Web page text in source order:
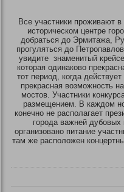
Все участники проживают
историческом центре
добраться до Эрмитажа,
прогуляться до
увидите знаменитый
которая одинаково
тот период, когда
прекрасная возможность
мостов. Участники
размещением. В каждом
конечно не располагает
города важней дубовых
организовано питание
там же расположен